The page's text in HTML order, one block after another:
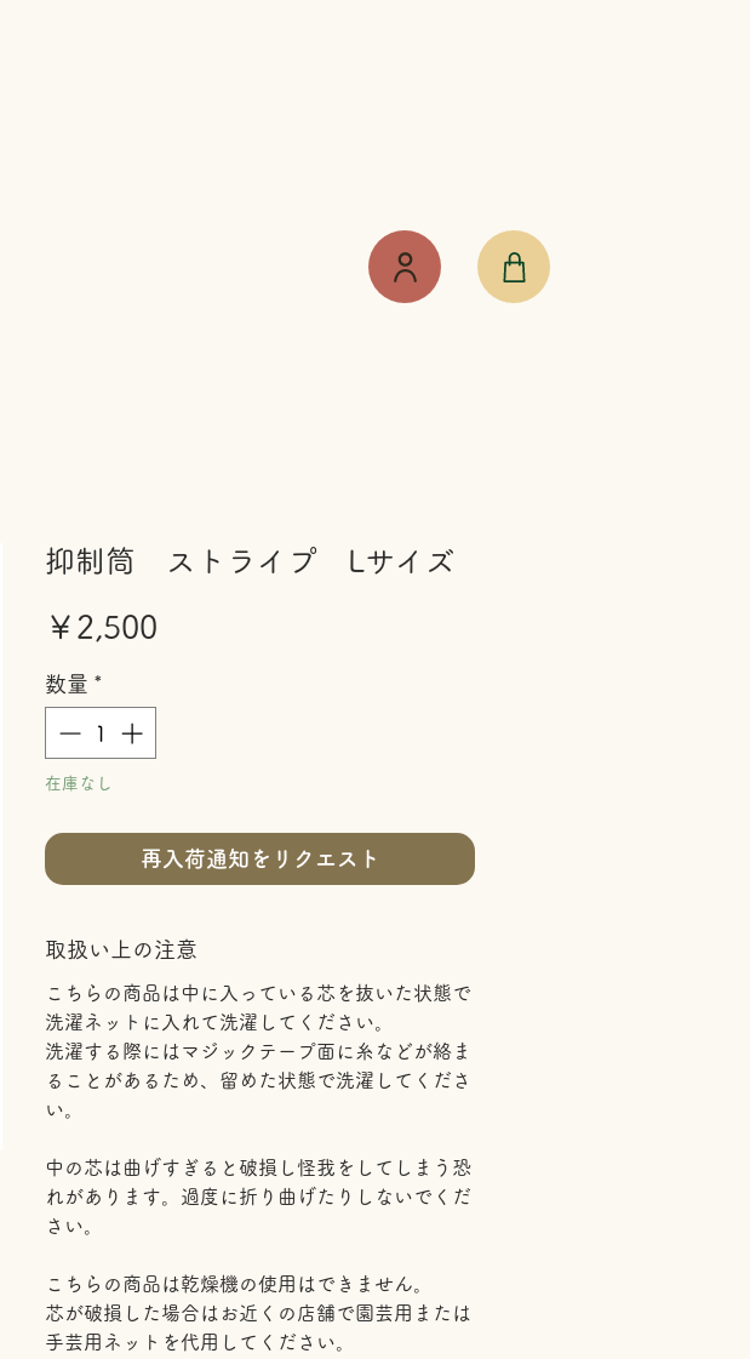
抑制筒 ストライプ Lサイズ
￥2,500
数量 *
在庫なし
再入荷通知をリクエスト
取扱い上の注意
こちらの商品は中に入っている芯を抜いた状態で
洗濯ネットに入れて洗濯してください。
洗濯する際にはマジックテープ面に糸などが絡ま
ることがあるため、留めた状態で洗濯してくださ
い。
中の芯は曲げすぎると破損し怪我をしてしまう恐
れがあります。過度に折り曲げたりしないでくだ
さい。
こちらの商品は乾燥機の使用はできません。
芯が破損した場合はお近くの店舗で園芸用または
手芸用ネットを代用してください。